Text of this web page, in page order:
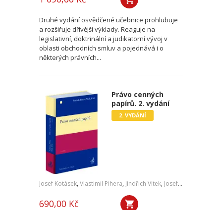
Druhé vydání osvědčené učebnice prohlubuje
a rozšiřuje dřívější výklady. Reaguje na
legislativní, doktrinální a judikatorní vývoj v
oblasti obchodních smluv a pojednává i o
některých právních...
Právo cenných
papírů. 2. vydání
2. VYDÁNÍ
Josef Kotásek, Vlastimil Pihera, Jindřich Vítek, Josef Kříž
690,00 Kč